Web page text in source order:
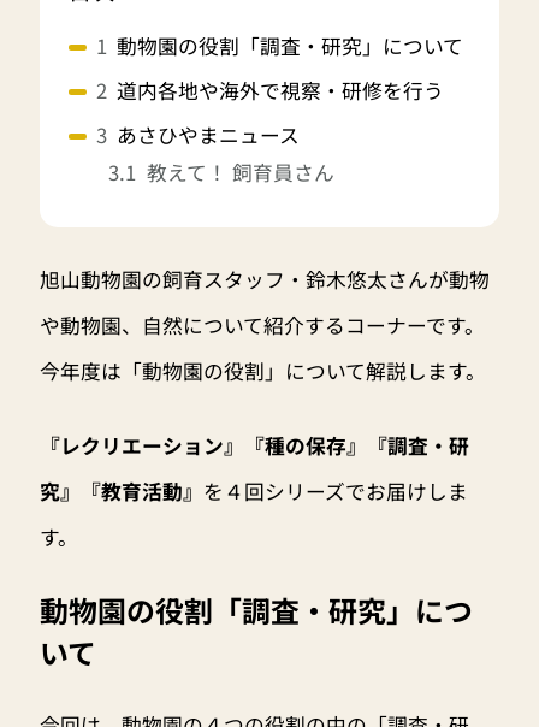
動物園の役割「調査・研究」について
道内各地や海外で視察・研修を行う
あさひやまニュース
教えて！ 飼育員さん
旭山動物園の飼育スタッフ・鈴木悠太さんが動物
や動物園、自然について紹介するコーナーです。
今年度は「動物園の役割」について解説します。
『レクリエーション』『種の保存』『調査・研
究』『教育活動』 を４回シリーズでお届けしま
す。
動物園の役割「調査・研究」につ
いて